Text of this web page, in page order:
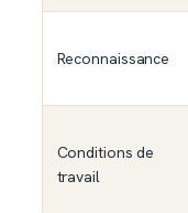
Reconnaissance
Conditions de
travail